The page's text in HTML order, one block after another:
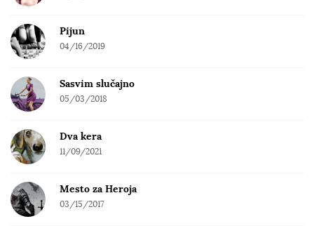
Pijun
04/16/2019
Sasvim slučajno
05/03/2018
Dva kera
11/09/2021
Mesto za Heroja
03/15/2017